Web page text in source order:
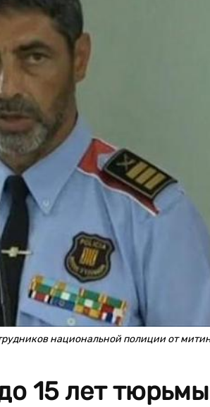
национальной полиции от
15 лет